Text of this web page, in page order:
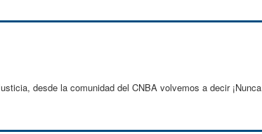
desde la comunidad del CNBA volvemos a decir ¡Nunca